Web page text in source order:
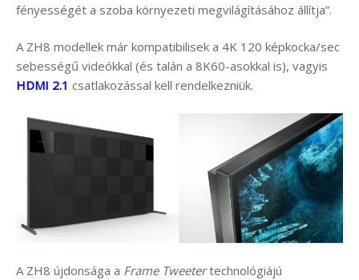
fényességét a szoba környezeti megvilágításához állítja”.
A ZH8 modellek már kompatibilisek a 4K 120 képkocka/sec
sebességű videókkal (és talán a 8K60-asokkal is), vagyis
HDMI 2.1 csatlakozással kell rendelkezniük.
A ZH8 újdonsága a Frame Tweetertechnológiájú